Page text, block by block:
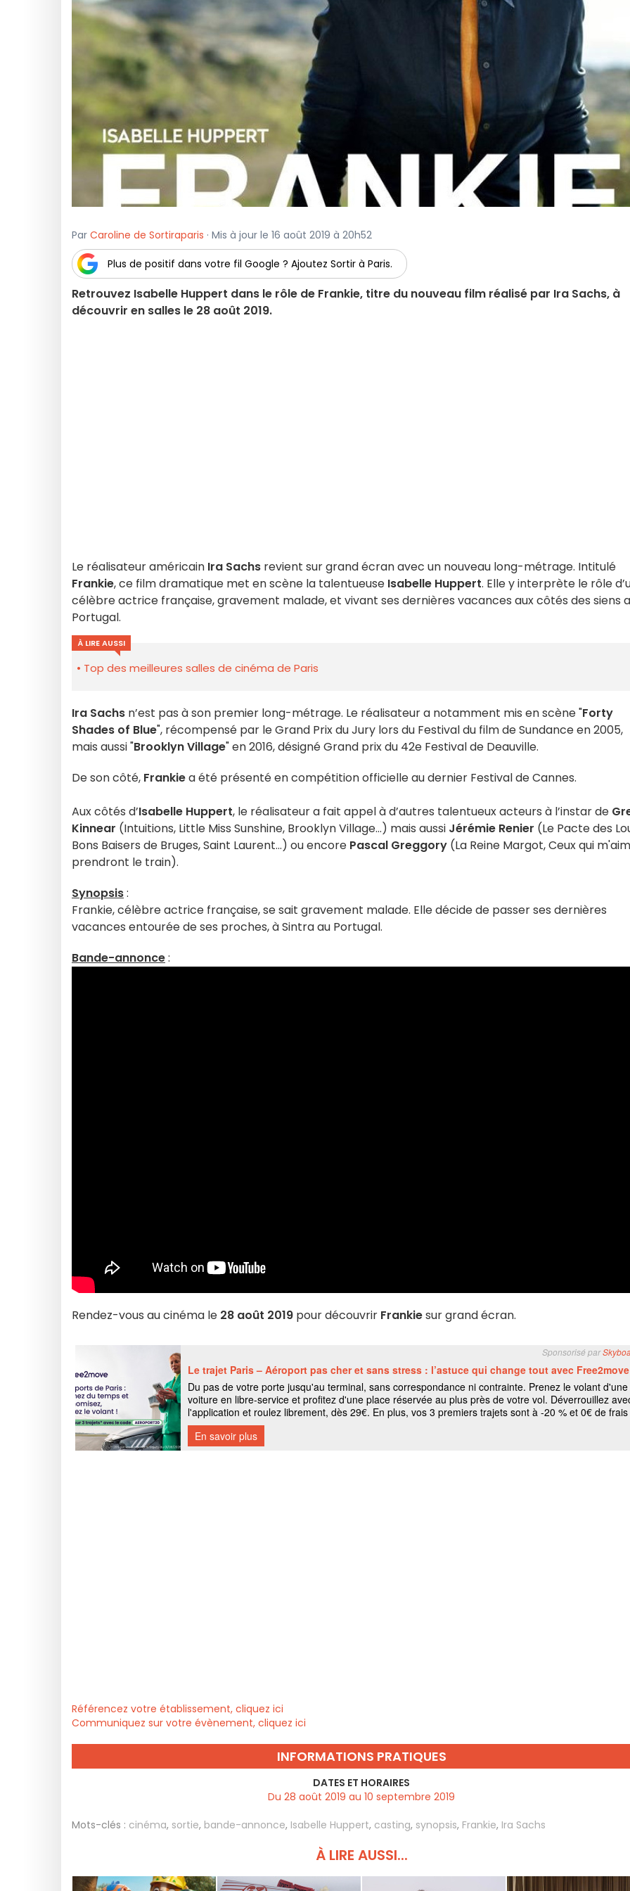
Par Caroline de Sortiraparis · Mis à jour le 16 août 2019 à 20h52
Plus de positif dans votre fil Google ? Ajoutez Sortir à Paris.
Retrouvez Isabelle Huppert dans le rôle de Frankie, titre du nouveau film réalisé par Ira Sachs, à
découvrir en salles le 28 août 2019.
Le réalisateur américain Ira Sachs revient sur grand écran avec un nouveau long-métrage. Intitulé
Frankie, ce film dramatique met en scène la talentueuse Isabelle Huppert. Elle y interprète le rôle
célèbre actrice française, gravement malade, et vivant ses dernières vacances aux côtés des siens
Portugal.
À LIRE AUSSI
Top des meilleures salles de cinéma de Paris
Ira Sachs n’est pas à son premier long-métrage. Le réalisateur a notamment mis en scène "Forty
Shades of Blue", récompensé par le Grand Prix du Jury lors du Festival du film de Sundance en 2005,
mais aussi "Brooklyn Village" en 2016, désigné Grand prix du 42e Festival de Deauville.
De son côté, Frankiea été présenté en compétition officielle au dernier Festival de Cannes.
Aux côtés d’Isabelle Huppert, le réalisateur a fait appel à d’autres talentueux acteurs à l’instar de
Kinnear (Intuitions, Little Miss Sunshine, Brooklyn Village…) mais aussi Jérémie Renier (Le Pacte des
Bons Baisers de Bruges, Saint Laurent…) ou encore Pascal Greggory (La Reine Margot, Ceux qui
prendront le train).
Synopsis:
Frankie, célèbre actrice française, se sait gravement malade. Elle décide de passer ses dernières
vacances entourée de ses proches, à Sintra au Portugal.
Bande-annonce:
Rendez-vous au cinéma le 28 août 2019 pour découvrir Frankiesur grand écran.
Référencez votre établissement, cliquez ici
Communiquez sur votre évènement, cliquez ici
INFORMATIONS PRATIQUES
DATES ET HORAIRES
Du 28 août 2019 au 10 septembre 2019
Mots-clés : cinéma, sortie, bande-annonce, Isabelle Huppert, casting, synopsis, Frankie, Ira Sachs
À LIRE AUSSI...